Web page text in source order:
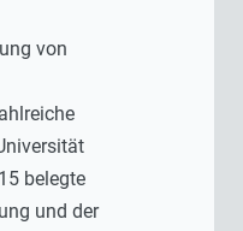
von
belegte
und der